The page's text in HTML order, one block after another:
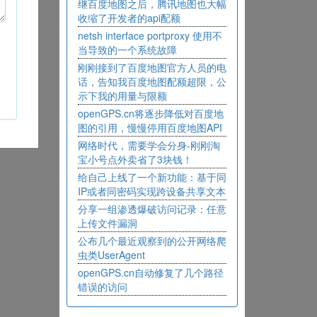
继百度地图之后，腾讯地图也大幅
收缩了开发者的api配额
netsh interface portproxy 使用不
当导致的一个系统故障
刚刚接到了百度地图官方人员的电
话，告知我百度地图配额超限，公
示下我的用量与限额
openGPS.cn将逐步降低对百度地
图的引用，慢慢停用百度地图API
网络时代，需要学会分身-刚刚淘
宝小号点外卖省了3块钱！
给自己上线了一个新功能：基于同
IP或者同密码实现跨设备共享文本
分享一组渗透爆破访问记录：任意
上传文件漏洞
公布几个最近观察到的公开网络爬
虫类UserAgent
openGPS.cn自动修复了几个路径
错误的访问